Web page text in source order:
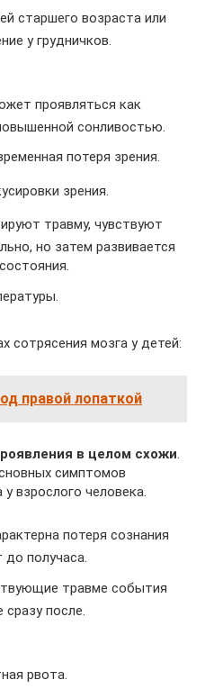
старшего возраста или
у грудничков.
проявляться как
сонливостью.
потеря зрения.
зрения.
травму, чувствуют
но затем развивается
сотрясения мозга у детей:
правой лопаткой
в целом схожи
симптомов
взрослого человека.
потеря сознания
до получаса.
травме события
после.
рвота.